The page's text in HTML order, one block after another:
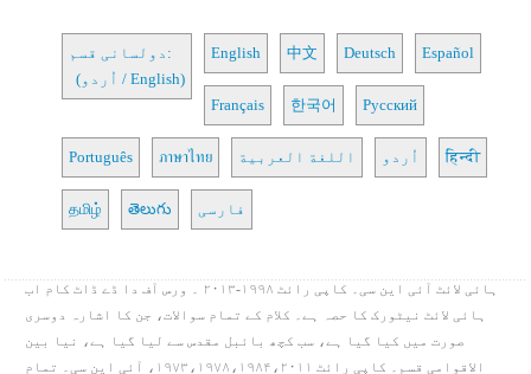
دولسانی قسم:
(اُردو / English)
English 中文 Deutsch Español
Français 한국어 Русский
Português ภาษาไทย اللغة العربية اُردو हिन्दी
தமிழ் తెలుగు فارسی
ہائی لائٹ آئی این سی۔ کاپی رائٹ ۱۹۹۸-۲۰۱۳ ۔ ورس آف دا ڈے ڈاٹ کام اب
ہائی لائٹ نیٹورک کا حصہ ہے۔ کلام کے تمام سوالات، جن کا اشارہ دوسری
صورت میں کیا گیا ہے، سب کچھ بائبل مقدس سے لیا گیا ہے، نیا بین
الاقوامی قسم۔ کاپی رائٹ ۱۹۷۳،۱۹۷۸،۱۹۸۴،۲۰۱۱، آئی این سی۔ تمام